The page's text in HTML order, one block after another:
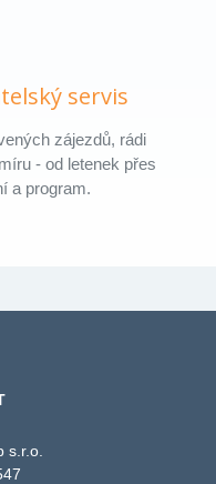
servis
zájezdů, rádi
- od letenek přes
a program.
s.r.o.